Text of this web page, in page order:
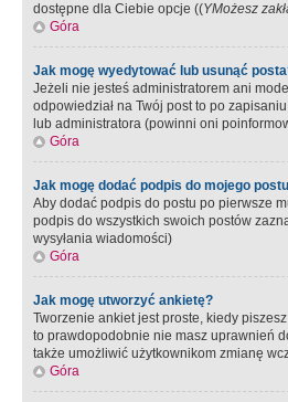
dostępne dla Ciebie opcje ((YMożesz
Góra
Jak mogę wyedytować lub usunąć
Jeżeli nie jesteś administratorem ani
odpowiedział na Twój post to po
lub administratora (powinni oni
Góra
Jak mogę dodać podpis do mojego
Aby dodać podpis do postu po pierwsze
podpis do wszystkich swoich postów
wysyłania wiadomości)
Góra
Jak mogę utworzyć ankietę?
Tworzenie ankiet jest proste, kiedy
to prawdopodobnie nie masz uprawnień
także umożliwić użytkownikom zmianę
Góra